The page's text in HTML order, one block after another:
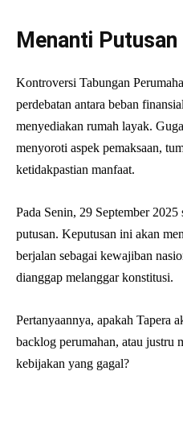
Menanti
Kontroversi Tabungan
perdebatan antara beban
menyediakan rumah layak.
menyoroti aspek pemaksaan,
ketidakpastian manfaat.
Pada Senin, 29 September
putusan. Keputusan ini akan
berjalan sebagai kewajiban
dianggap melanggar konstitusi.
Pertanyaannya, apakah Tapera
backlog perumahan, atau justru
kebijakan yang gagal?